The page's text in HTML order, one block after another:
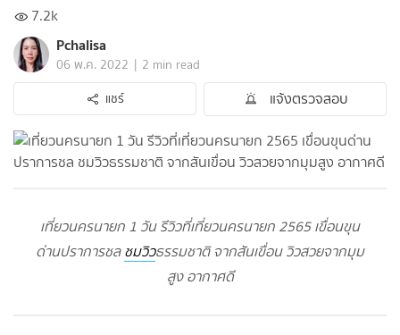
7.2k
Pchalisa
06 พ.ค. 2022 | 2 min read
แชร์
แจ้งตรวจสอบ
เที่ยวนครนายก 1 วัน รีวิวที่เที่ยวนครนายก 2565 เขื่อนขุน
ด่านปราการชลชมวิวธรรมชาติ จากสันเขื่อน วิวสวยจากมุม
สูง อากาศดี